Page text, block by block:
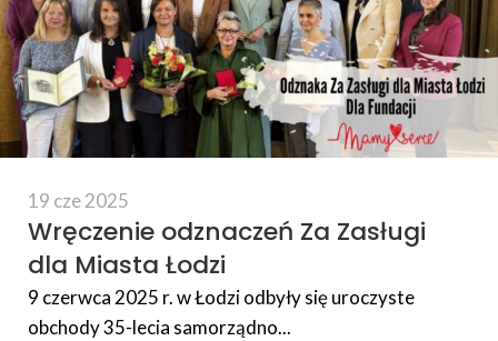
19 cze 2025
Wręczenie odznaczeń Za Zasługi
dla Miasta Łodzi
9 czerwca 2025 r. w Łodzi odbyły się uroczyste
obchody 35-lecia samorządno...